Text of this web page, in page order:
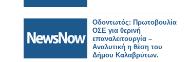
Οδοντωτός: Πρωτοβουλία
ΟΣΕ για θερινή
επαναλειτουργία –
Αναλυτική η θέση του
Δήμου Καλαβρύτων.